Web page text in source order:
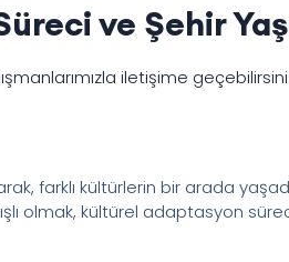
ve Şehir
iletişime
farklı kültürlerin bir arada
olmak, kültürel adaptasyon